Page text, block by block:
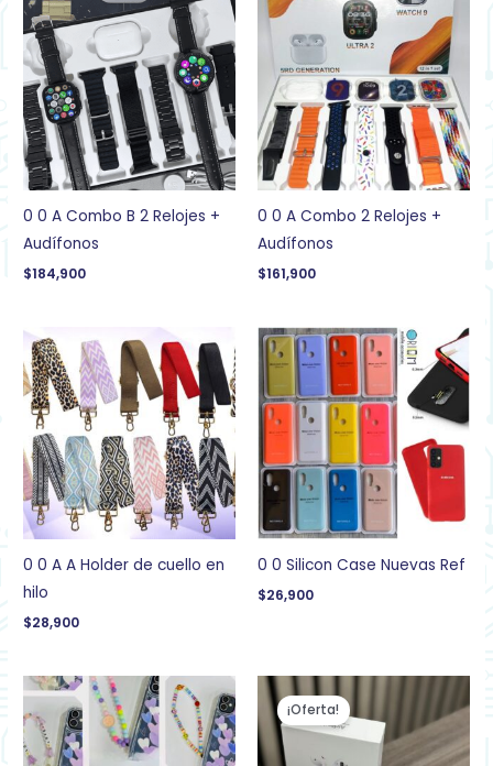
0 0 A Combo B 2 Relojes +
Audífonos
$184,900
0 0 A Combo 2 Relojes +
Audífonos
$161,900
0 0 A A Holder de cuello en
hilo
$28,900
0 0 Silicon Case Nuevas Ref
$26,900
¡Oferta!
precio
original
era:
$99,900.
actual
es:
$69,900.